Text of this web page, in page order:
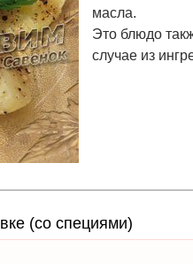
масла.
Это блюдо
случае из
(со специями)